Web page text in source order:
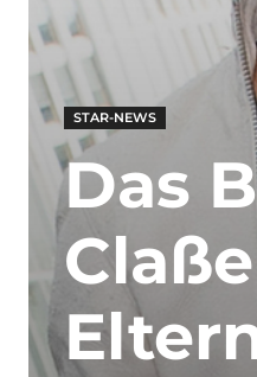
STAR-NEWS
Das